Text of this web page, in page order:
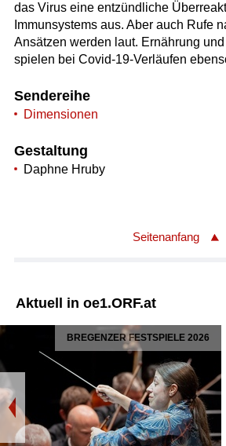
das Virus eine entzündliche
Immunsystems aus. Aber auch Rufe
Ansätzen werden laut. Ernährung
spielen bei Covid-19-Verläufen
Sendereihe
Dimensionen
Gestaltung
Daphne Hruby
Seitenanfang
Aktuell in oe1.ORF.at
BREGENZER FESTSPIELE 2026